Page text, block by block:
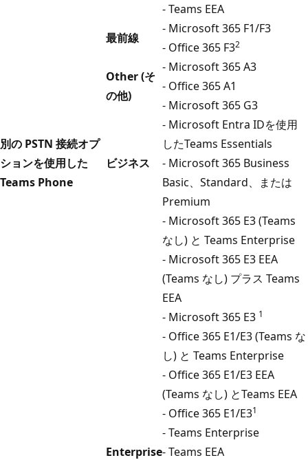
- Teams EEA
最前線
- Microsoft 365 F1/F3
- Office 365 F32
Other (そ
の他)
- Microsoft 365 A3
- Office 365 A1
- Microsoft 365 G3
別の PSTN 接続オプ
ションを使用した
Teams Phone
ビジネス
- Microsoft Entra IDを使用
したTeams Essentials
- Microsoft 365 Business
Basic、Standard、または
Premium
Enterprise
- Microsoft 365 E3 (Teams
なし) と Teams Enterprise
- Microsoft 365 E3 EEA
(Teams なし) プラス Teams
EEA
- Microsoft 365 E3 1
- Office 365 E1/E3 (Teams な
し) と Teams Enterprise
- Office 365 E1/E3 EEA
(Teams なし) とTeams EEA
- Office 365 E1/E31
- Teams Enterprise
- Teams EEA